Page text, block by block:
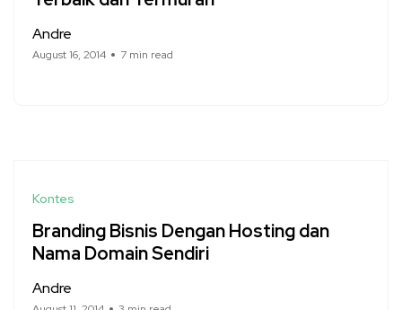
Andre
August 16, 2014 7 min read
Kontes
Branding Bisnis Dengan Hosting dan
Nama Domain Sendiri
Andre